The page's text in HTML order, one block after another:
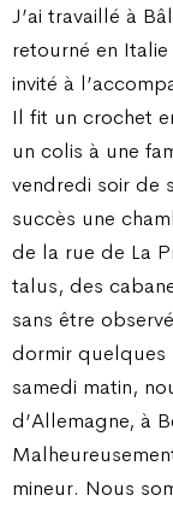
J’ai travaillé à
retourné en
invité à
Il fit un crochet
un colis à une
vendredi soir de
succès une
de la rue de La
talus, des
sans être
dormir quelques
samedi matin,
d’Allemagne, à
mineur. Nous